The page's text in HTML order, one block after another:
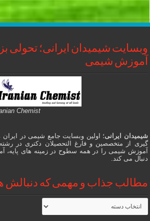
وبسایت شیمیدان ایرانی؛ تحولی
آموزش شیمی
Chemist
شیمیدان ایرانی؛ اولین وبسایت جامع شیمی در
گیری از متخصصین و فارغ التحصیلان دکتری در
آموزش شیمی را در همه سطوح در زمینه های پایه،
دنبال می کند.
مطالب جذاب و مهمی که دنبالش
مطالب
جذاب
و